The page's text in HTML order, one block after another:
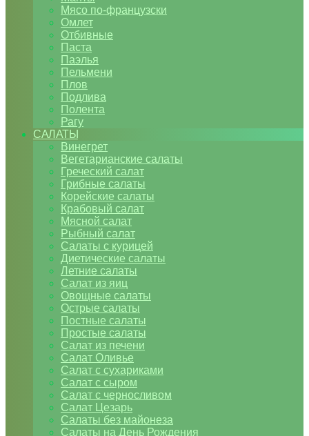
Мясо по-французски
Омлет
Отбивные
Паста
Паэлья
Пельмени
Плов
Подлива
Полента
Рагу
САЛАТЫ
Винегрет
Вегетарианские салаты
Греческий салат
Грибные салаты
Корейские салаты
Крабовый салат
Мясной салат
Рыбный салат
Салаты с курицей
Диетические салаты
Летние салаты
Салат из яиц
Овощные салаты
Острые салаты
Постные салаты
Простые салаты
Салат из печени
Салат Оливье
Салат с сухариками
Салат с сыром
Салат с черносливом
Салат Цезарь
Салаты без майонеза
Салаты на День Рождения